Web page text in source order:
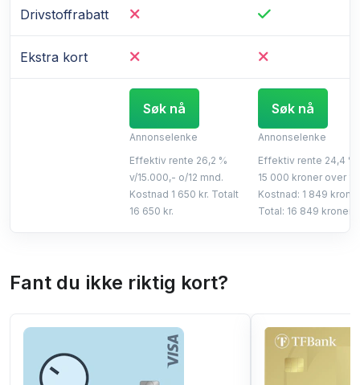
Drivstoffrabatt
Ekstra kort
Søk nå
Annonselenke
Effektiv rente 26,2 %
v/15.000,- o/12 mnd.
Kostnad 1 650 kr. Totalt
16 650 kr.
Søk nå
Annonselenke
Effektiv rente 24,4 %,
15 000 kroner over 1
Kostnad: 1 849
Total: 16 849 kroner.
Fant du ikke riktig kort?